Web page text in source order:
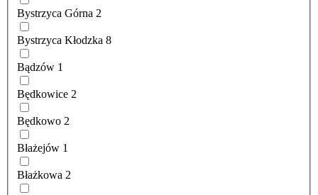
Bystrzyca Górna 2
Bystrzyca Kłodzka 8
Bądzów 1
Będkowice 2
Będkowo 2
Błażejów 1
Błażkowa 2